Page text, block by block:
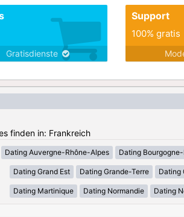
Gratisdienste
Support
100% gratis
finden in: Frankreich
Dating Auvergne-Rhône-Alpes Dating
Dating Grand Est Dating Grande-Terre Dating
Dating Martinique Dating Normandie Dating